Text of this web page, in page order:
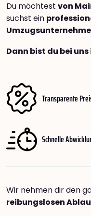
Du möchtest von
suchst ein
Dann bist du bei
Transparente
Schnelle
Wir nehmen dir den
reibungslosen